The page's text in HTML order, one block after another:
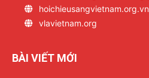
hoichieusangvietnam.org.vn
vlavietnam.org
BÀI VIẾT MỚI